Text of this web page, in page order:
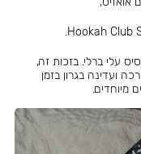
עלי ברלי. בזכות זה,
ועדינה בגרון בזמן
מיוחדים.